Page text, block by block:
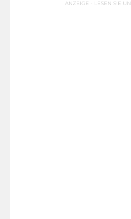
ANZEIGE - LESEN SIE